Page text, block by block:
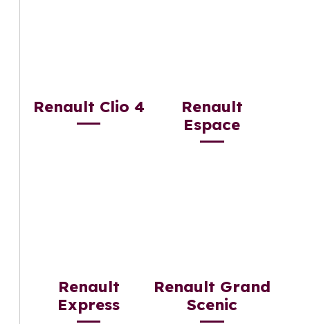
Renault Clio 4
Renault
Espace
Renault
Express
Renault Grand
Scenic